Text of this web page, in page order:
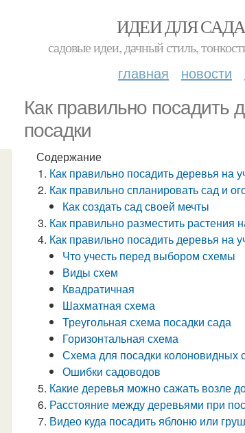
ИДЕИ ДЛЯ
садовые идеи, дачный стиль,
главная новости
Как правильно посадить
посадки
Содержание
Как правильно посадить деревья на
Как правильно спланировать сад и
Как создать сад своей мечты
Как правильно разместить растения
Как правильно посадить деревья на
Что учесть перед выбором схемы
Виды схем
Квадратичная
Шахматная схема
Треугольная схема посадки сада
Горизонтальная схема
Схема для посадки колоновидных
Ошибки садоводов
Какие деревья можно сажать возле
Расстояние между деревьями при
Видео куда посадить яблоню или